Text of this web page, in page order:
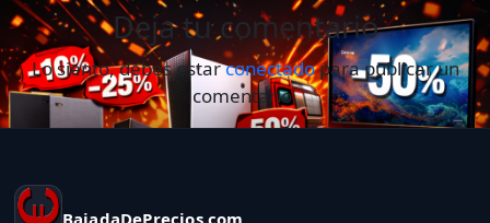
Deja tu comentario
Lo siento, debes estarconectadopara publicar un
comentario.
BajadaDePrecios.com